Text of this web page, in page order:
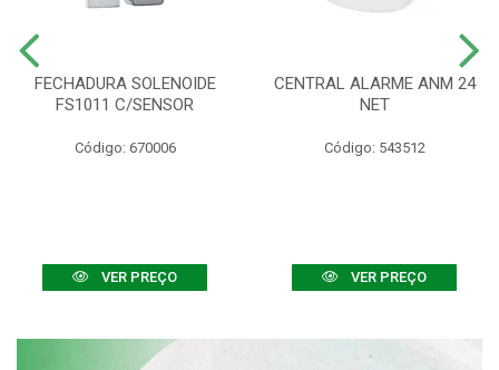
FECHADURA SOLENOIDE
FS1011 C/SENSOR
Código: 670006
VER PREÇO
CENTRAL ALARME ANM 24
NET
Código: 543512
VER PREÇO